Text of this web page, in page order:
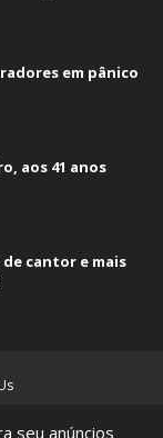
em pânico
aos 41 anos
cantor e mais
seu anúncios